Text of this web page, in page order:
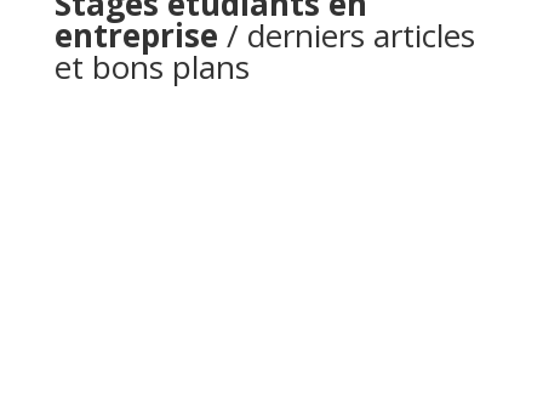
entreprise / derniers articles
et bons plans